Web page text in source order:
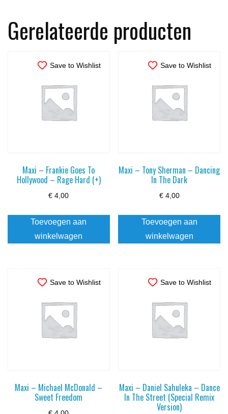
Gerelateerde producten
Save to Wishlist
Maxi – Frankie Goes To
Hollywood – Rage Hard (+)
€ 4,00
Toevoegen aan
winkelwagen
Save to Wishlist
Maxi – Tony Sherman – Dancing
In The Dark
€4,00
Toevoegen aan
winkelwagen
Save to Wishlist
Maxi – Michael McDonald –
Sweet Freedom
Save to Wishlist
Maxi – Daniel Sahuleka – Dance
In The Street (Special Remix
Version)